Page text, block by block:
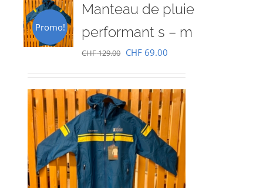
Promo!
Manteau de pluie
performant s – m
CHF129.00 Le
initial
était :
CHF 129.00.
CHF 69.00
actuel
est :
CHF 69.00.